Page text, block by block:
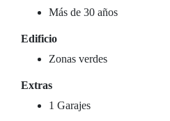
Más de 30 años
Edificio
Zonas verdes
Extras
1 Garajes